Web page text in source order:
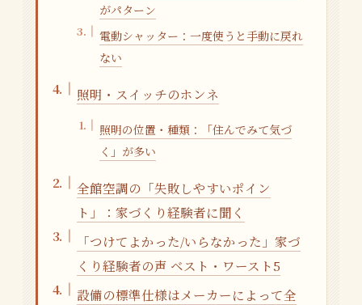
がパターン
電動シャッター：一度使うと手動に戻れ
ない
照明・スイッチのホンネ
照明の位置・種類：「住んでみて気づ
く」が多い
全館空調の「失敗しやすいポイン
ト」：家づくり経験者に聞く
「つけてよかった/いらなかった」家づ
くり経験者の声 ベスト・ワースト5
設備の標準仕様はメーカーによって全